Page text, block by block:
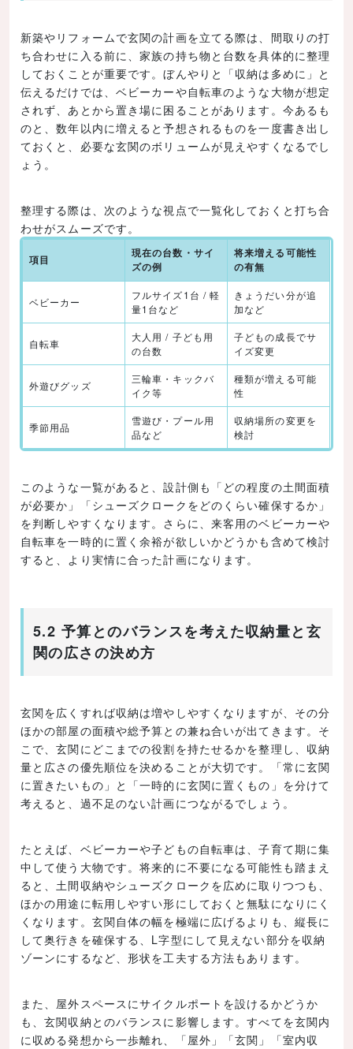
新築やリフォームで玄関の計画を立てる際は、間取りの打
ち合わせに入る前に、家族の持ち物と台数を具体的に整理
しておくことが重要です。ぼんやりと「収納は多めに」と
伝えるだけでは、ベビーカーや自転車のような大物が想定
されず、あとから置き場に困ることがあります。今あるも
のと、数年以内に増えると予想されるものを一度書き出し
ておくと、必要な玄関のボリュームが見えやすくなるでし
ょう。
整理する際は、次のような視点で一覧化しておくと打ち合
わせがスムーズです。
項目
現在の台数・サイ
ズの例
将来増える可能性
の有無
ベビーカー
フルサイズ1台 / 軽
量1台など
きょうだい分が追
加など
自転車
大人用 / 子ども用
の台数
子どもの成長でサ
イズ変更
外遊びグッズ
三輪車・キックバ
イク等
種類が増える可能
性
季節用品
雪遊び・プール用
品など
収納場所の変更を
検討
このような一覧があると、設計側も「どの程度の土間面積
が必要か」「シューズクロークをどのくらい確保するか」
を判断しやすくなります。さらに、来客用のベビーカーや
自転車を一時的に置く余裕が欲しいかどうかも含めて検討
すると、より実情に合った計画になります。
5.2 予算とのバランスを考えた収納量と玄
関の広さの決め方
玄関を広くすれば収納は増やしやすくなりますが、その分
ほかの部屋の面積や総予算との兼ね合いが出てきます。そ
こで、玄関にどこまでの役割を持たせるかを整理し、収納
量と広さの優先順位を決めることが大切です。「常に玄関
に置きたいもの」と「一時的に玄関に置くもの」を分けて
考えると、過不足のない計画につながるでしょう。
たとえば、ベビーカーや子どもの自転車は、子育て期に集
中して使う大物です。将来的に不要になる可能性も踏まえ
ると、土間収納やシューズクロークを広めに取りつつも、
ほかの用途に転用しやすい形にしておくと無駄になりにく
くなります。玄関自体の幅を極端に広げるよりも、縦長に
して奥行きを確保する、L字型にして見えない部分を収納
ゾーンにするなど、形状を工夫する方法もあります。
また、屋外スペースにサイクルポートを設けるかどうか
も、玄関収納とのバランスに影響します。すべてを玄関内
に収める発想から一歩離れ、「屋外」「玄関」「室内収